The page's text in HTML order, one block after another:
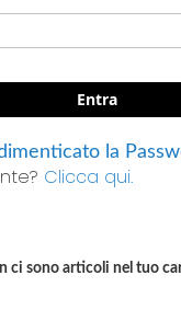
Entra
la
Clicca qui.
ci sono articoli nel tuo